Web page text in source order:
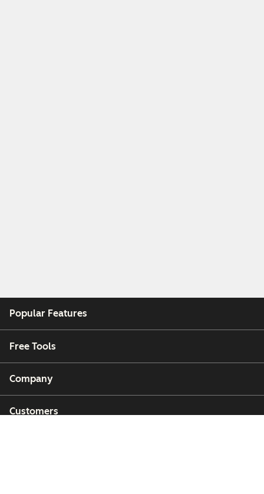
Popular Features
Free Tools
Company
Customers